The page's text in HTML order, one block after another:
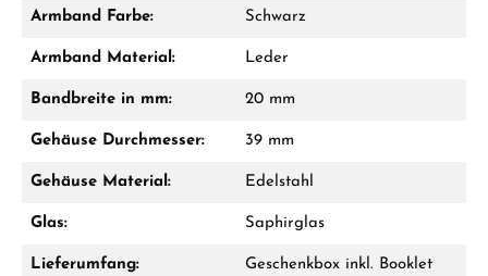
Damon Reiners
WhatsApp Chat
Armband Farbe: Schwarz
Armband Material: Leder
Bandbreite in mm: 20 mm
Gehäuse Durchmesser: 39 mm
Gehäuse Material: Edelstahl
Glas: Saphirglas
Lieferumfang: Geschenkbox inkl. Booklet